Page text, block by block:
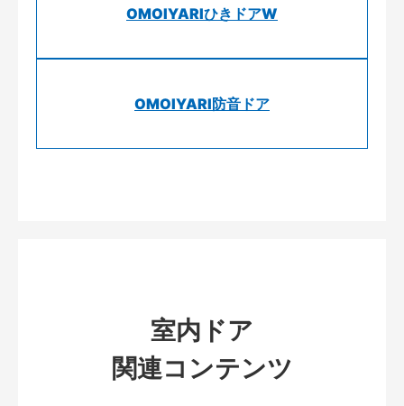
OMOIYARIひきドアW
OMOIYARI防音ドア
室内ドア
関連コンテンツ